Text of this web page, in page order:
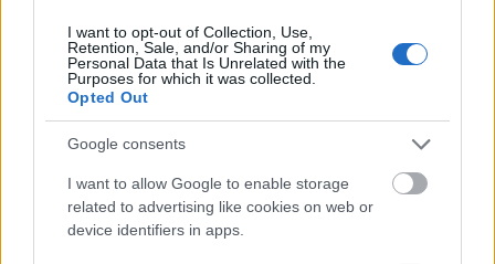
I want to opt-out of Collection, Use,
Retention, Sale, and/or Sharing of my
Personal Data that Is Unrelated with the
Purposes for which it was collected.
Opted Out
Google consents
I want to allow Google to enable storage
related to advertising like cookies on web or
device identifiers in apps.
Οι μαμάκηδες του ζωδιακού: Αυτά τα ζώδια είναι
συνήθως κολλημένα στη μαμά τους
Τα 6 σημεία του σπιτιού που δεν χρειάζεται να
καθαρίζεις κάθε εβδομάδα
3-3-3 rule: Ο κανόνας που θα αλλάξει τον τρόπο
που ντύνεσαι